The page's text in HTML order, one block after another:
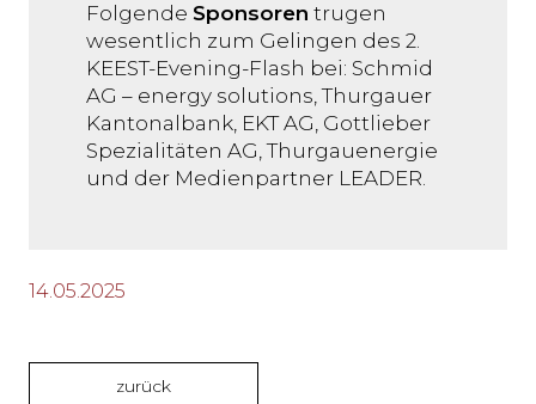
Folgende Sponsoren trugen
wesentlich zum Gelingen des 2.
KEEST-Evening-Flash bei: Schmid
AG – energy solutions, Thurgauer
Kantonalbank, EKT AG, Gottlieber
Spezialitäten AG, Thurgauenergie
und der Medienpartner LEADER.
14.05.2025
zurück